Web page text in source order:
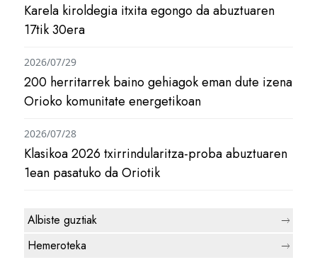
Karela kiroldegia itxita egongo da abuztuaren
17tik 30era
200 herritarrek baino gehiagok eman dute izena
Orioko komunitate energetikoan
2026/07/29
Klasikoa 2026 txirrindularitza-proba abuztuaren
1ean pasatuko da Oriotik
2026/07/28
Albiste guztiak
Hemeroteka